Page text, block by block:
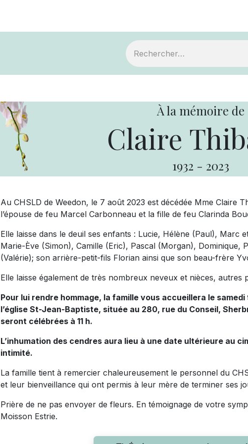
À la mémoire de
Claire
1932 - 2023
Au CHSLD de Weedon, le 7 août 2023 est décédée Mme Claire
l’épouse de feu Marcel Carbonneau et la fille de feu Clarinda
Elle laisse dans le deuil ses enfants : Lucie, Hélène (Paul), Marc
Marie-Ève (Simon), Camille (Eric), Pascal (Morgan), Dominique,
(Valérie); son arrière-petit-fils Florian ainsi que son beau-frère
Elle laisse également de très nombreux neveux et nièces, autres
Pour lui rendre hommage, la famille vous accueillera le
l’église St-Jean-Baptiste, située au 280, rue du Conseil,
seront célébrées à 11 h.
L’inhumation des cendres aura lieu à une date ultérieure au
intimité.
La famille tient à remercier chaleureusement le personnel du
et leur bienveillance qui ont permis à leur mère de terminer ses
Prière de ne pas envoyer de fleurs. En témoignage de votre
Moisson Estrie.